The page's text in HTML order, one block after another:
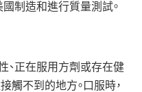
國制造和進行質量測試。
、正在服用方劑或存在健
觸不到的地方。口服時，